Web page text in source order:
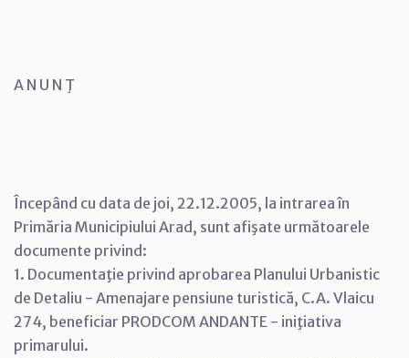
A N U N Ţ
Începând cu data de joi, 22.12.2005, la intrarea în
Primăria Municipiului Arad, sunt afişate următoarele
documente privind:
1. Documentaţie privind aprobarea Planului Urbanistic
de Detaliu - Amenajare pensiune turistică, C.A. Vlaicu
274, beneficiar PRODCOM ANDANTE - iniţiativa
primarului.